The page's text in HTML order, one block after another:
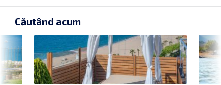
Căutând acum